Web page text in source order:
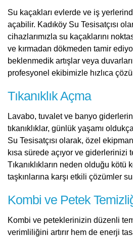
Su kaçakları evlerde ve iş
açabilir. Kadıköy Su Tesisatçısı
cihazlarımızla su kaçaklarını
ve kırmadan dökmeden tamir
beklenmedik artışlar veya
profesyonel ekibimizle hızlıca
Tıkanıklık Açma
Lavabo, tuvalet ve banyo
tıkanıklıklar, günlük yaşamı
Su Tesisatçısı olarak, özel
kısa sürede açıyor ve giderlerinizi
Tıkanıklıkların neden olduğu kötü
taşkınlarına karşı etkili çözümler
Kombi ve Petek
Kombi ve peteklerinizin düzenli
verimliliğini artırır hem de enerji